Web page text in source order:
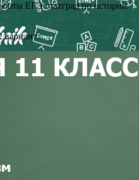
ЕГЭ статград по истории
вариант: